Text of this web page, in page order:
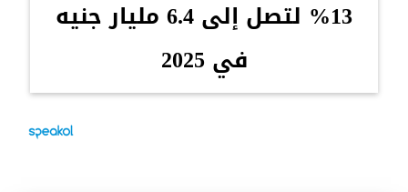
13% لتصل إلى 6.4 مليار جنيه
في 2025